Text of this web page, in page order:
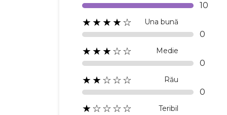
10
★★★★☆ Una bună
0
★★★☆☆ Medie
0
★★☆☆☆ Rău
0
★☆☆☆☆ Teribil